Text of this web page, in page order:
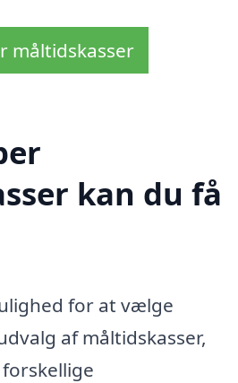
måltidskasser
kan du få
for at vælge
af måltidskasser,